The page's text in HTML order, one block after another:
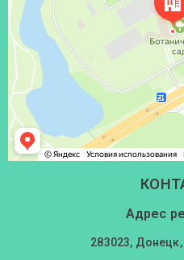
Адрес
283023,